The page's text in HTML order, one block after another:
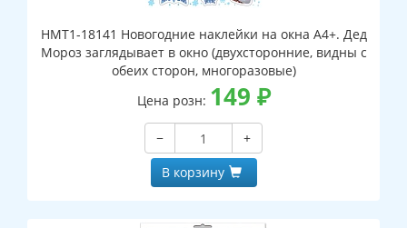
НМТ1-18141 Новогодние наклейки на окна А4+. Дед
Мороз заглядывает в окно (двухсторонние, видны с
обеих сторон, многоразовые)
Цена розн: 149 ₽
−
+
В корзину